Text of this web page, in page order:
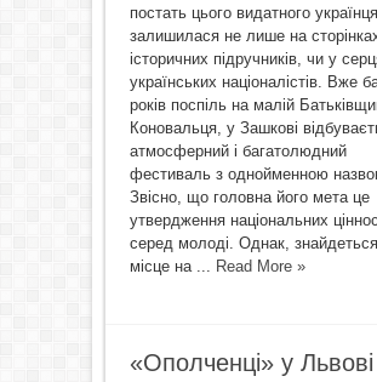
постать цього видатного українця
залишилася не лише на
історичних підручників, чи у
українських націоналістів. Вже
років поспіль на малій
Коновальця, у Зашкові
атмосферний і багатолюдний
фестиваль з однойменною
Звісно, що головна його мета це
утвердження національних
серед молоді. Однак, знайдеться
місце на ... Read More »
«Ополченці» у Львові